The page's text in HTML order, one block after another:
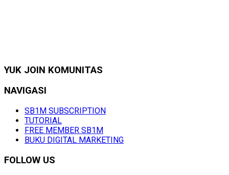
YUK JOIN KOMUNITAS
NAVIGASI
SB1M SUBSCRIPTION
TUTORIAL
FREE MEMBER SB1M
BUKU DIGITAL MARKETING
FOLLOW US